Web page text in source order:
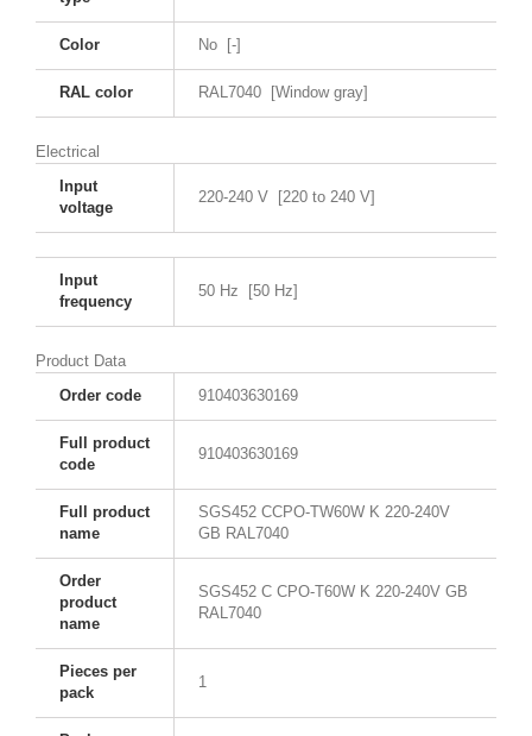
Color No [-]
RAL color RAL7040 [Window gray]
Electrical
Input
voltage
220-240 V [220 to 240 V]
Input
frequency
50 Hz [50 Hz]
Product Data
Order code
910403630169
Full product
code
910403630169
Full product
name
SGS452 CCPO-TW60W K 220-240V
GB RAL7040
Order
product
name
SGS452 C CPO-T60W K 220-240V GB
RAL7040
Pieces per
pack
1